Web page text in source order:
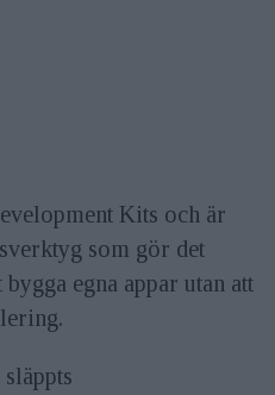
Kits och är
som gör det
egna appar utan att